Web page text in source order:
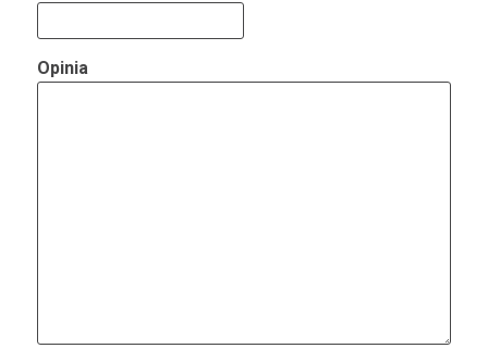
Opinia